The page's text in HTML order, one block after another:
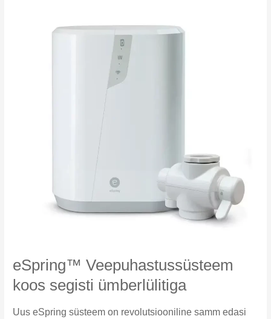
eSpring™ Veepuhastussüsteem
koos segisti ümberlülitiga
Uus eSpring süsteem on revolutsiooniline samm edasi